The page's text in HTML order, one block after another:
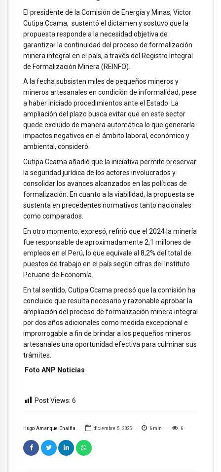
Hugo Amanque Chaiña diciembre 5, 2025 6 min 6
El presidente de la Comisión de Energía y Minas, Víctor
Cutipa Ccama, sustentó el dictamen y sostuvo que la
propuesta responde a la necesidad objetiva de
garantizar la continuidad del proceso de formalización
minera integral en el país, a través del Registro Integral
de Formalización Minera (REINFO).
A la fecha subsisten miles de pequeños mineros y
mineros artesanales en condición de informalidad, pese
a haber iniciado procedimientos ante el Estado. La
ampliación del plazo busca evitar que en este sector
quede excluido de manera automática lo que generaría
impactos negativos en el ámbito laboral, económico y
ambiental, consideró.
Cutipa Ccama añadió que la iniciativa permite preservar
la seguridad jurídica de los actores involucrados y
consolidar los avances alcanzados en las políticas de
formalización. En cuanto a la viabilidad, la propuesta se
sustenta en precedentes normativos tanto nacionales
como comparados.
En otro momento, expresó, refirió que el 2024 la minería
fue responsable de aproximadamente 2,1 millones de
empleos en el Perú, lo que equivale al 8,2% del total de
puestos de trabajo en el país según cifras del Instituto
Peruano de Economía.
En tal sentido, Cutipa Ccama precisó que la comisión ha
concluido que resulta necesario y razonable aprobar la
ampliación del proceso de formalización minera integral
por dos años adicionales como medida excepcional e
improrrogable a fin de brindar a los pequeños mineros
artesanales una oportunidad efectiva para culminar sus
trámites.
Foto ANP Noticias
Post Views: 6